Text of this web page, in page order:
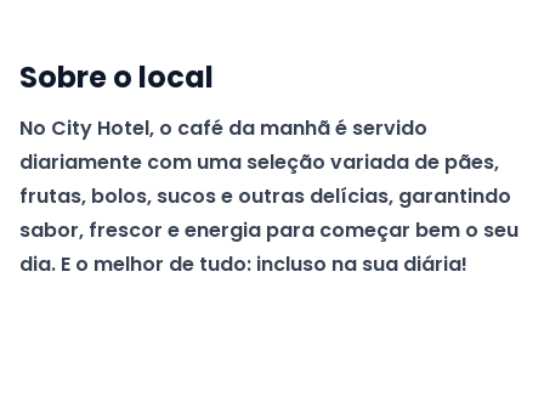
Sobre o local
No City Hotel, o café da manhã é servido
diariamente com uma seleção variada de pães,
frutas, bolos, sucos e outras delícias, garantindo
sabor, frescor e energia para começar bem o seu
dia. E o melhor de tudo: incluso na sua diária!